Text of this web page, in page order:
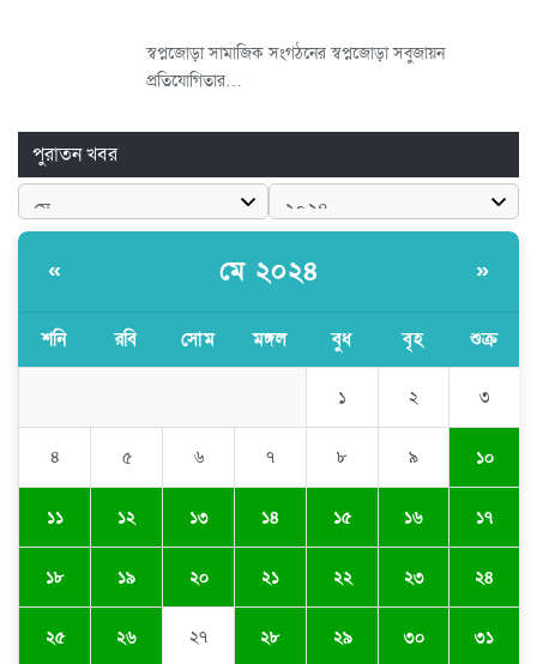
স্বপ্নজোড়া সামাজিক সংগঠনের স্বপ্নজোড়া সবুজায়ন
প্রতিযোগিতার…
পুরাতন খবর
« মে ২০২৪ »
শনি রবি সোম মঙ্গল বুধ বৃহ শুক্র
১ ২ ৩
৪ ৫ ৬ ৭ ৮ ৯ ১০
১১ ১২ ১৩ ১৪ ১৫ ১৬ ১৭
১৮ ১৯ ২০ ২১ ২২ ২৩ ২৪
২৫ ২৬ ২৭ ২৮ ২৯ ৩০ ৩১